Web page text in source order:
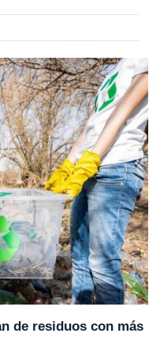
de residuos con más